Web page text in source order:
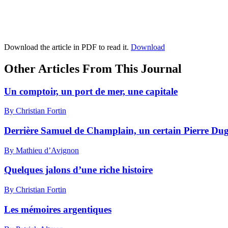
Download the article in PDF to read it. Download
Other Articles From This Journal
Un comptoir, un port de mer, une capitale
By Christian Fortin
Derrière Samuel de Champlain, un certain Pierre
By Mathieu d’Avignon
Quelques jalons d’une riche histoire
By Christian Fortin
Les mémoires argentiques